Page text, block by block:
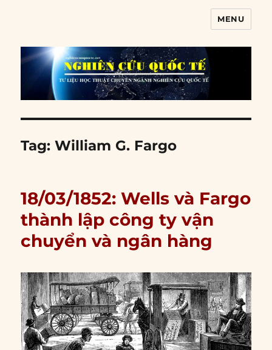
MENU
Tag:William G. Fargo
18/03/1852: Wells và Fargo
thành lập công ty vận
chuyển và ngân hàng